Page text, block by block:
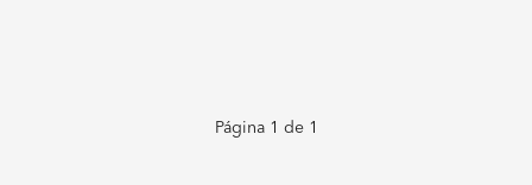
Página 1 de 1